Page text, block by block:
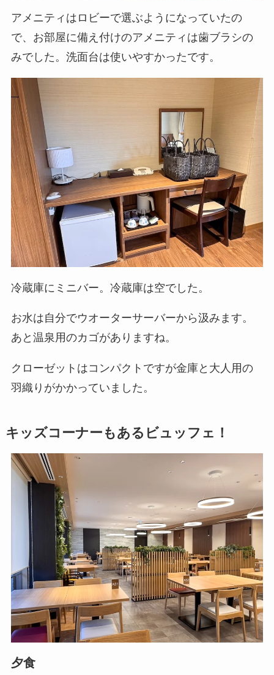
アメニティはロビーで選ぶようになっていたの
で、お部屋に備え付けのアメニティは歯ブラシの
みでした。洗面台は使いやすかったです。
冷蔵庫にミニバー。冷蔵庫は空でした。
お水は自分でウオーターサーバーから汲みます。
あと温泉用のカゴがありますね。
クローゼットはコンパクトですが金庫と大人用の
羽織りがかかっていました。
キッズコーナーもあるビュッフェ！
夕食